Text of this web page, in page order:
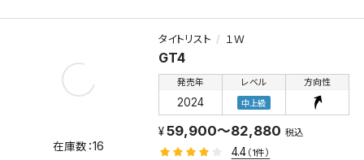
タイトリスト １Ｗ
GT4
発売年
2024
レベル
中上級
方向性
16
59,900～82,880 税込
4.4 （1件）